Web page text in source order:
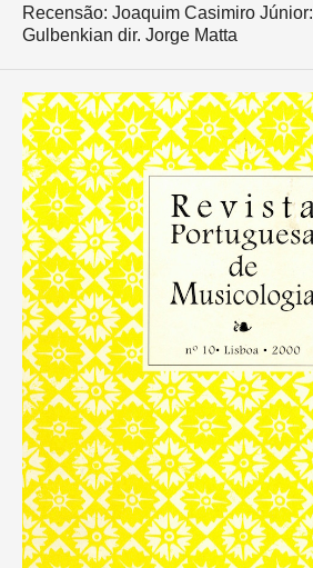
Recensão: Joaquim Casimiro Júnior:
Gulbenkian dir. Jorge Matta